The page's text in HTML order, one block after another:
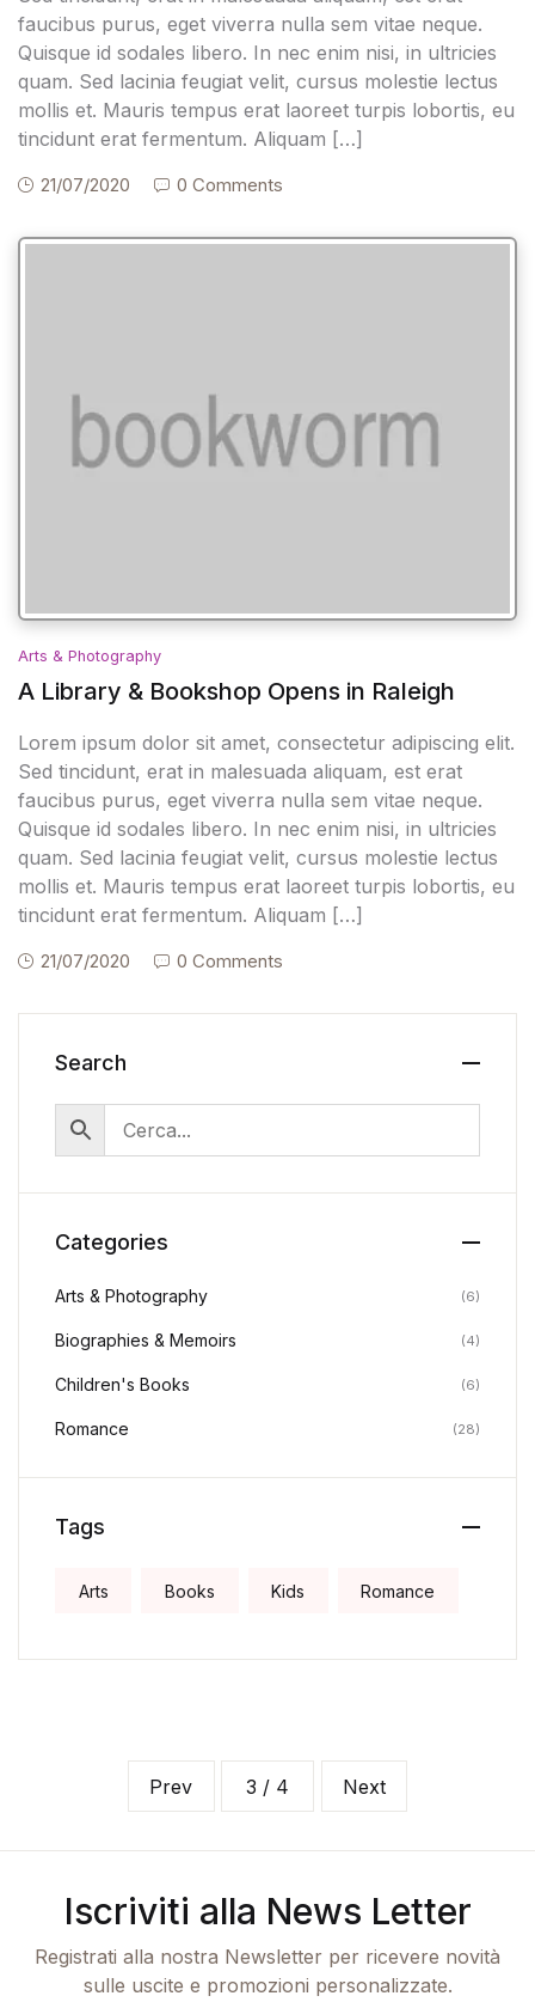
faucibus purus, eget viverra nulla sem vitae neque.
Quisque id sodales libero. In nec enim nisi, in ultricies
quam. Sed lacinia feugiat velit, cursus molestie lectus
mollis et. Mauris tempus erat laoreet turpis lobortis, eu
tincidunt erat fermentum. Aliquam […]
21/07/2020 0 Comments
Arts & Photography
A Library & Bookshop Opens in Raleigh
Lorem ipsum dolor sit amet, consectetur adipiscing elit.
Sed tincidunt, erat in malesuada aliquam, est erat
faucibus purus, eget viverra nulla sem vitae neque.
Quisque id sodales libero. In nec enim nisi, in ultricies
quam. Sed lacinia feugiat velit, cursus molestie lectus
mollis et. Mauris tempus erat laoreet turpis lobortis, eu
tincidunt erat fermentum. Aliquam […]
21/07/2020 0 Comments
Search
Categories
Arts & Photography (6)
Biographies & Memoirs (4)
Children's Books (6)
Romance (28)
Tags
Arts Books Kids Romance
Prev 3 / 4 Next
Iscriviti alla News Letter
Registrati alla nostra Newsletter per ricevere novità
sulle uscite e promozioni personalizzate.